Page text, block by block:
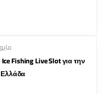
مايو 28,
Fishing Live Slot για την
Ελλάδα